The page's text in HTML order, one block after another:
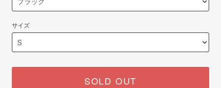
サイズ
SOLD OUT